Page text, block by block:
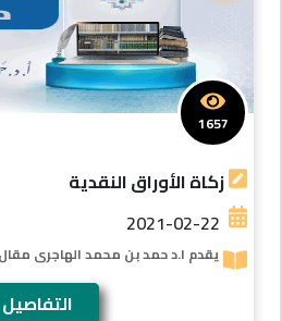
زكاة الأوراق النقدية
2021-02-22
يقدم ا.د حمد بن محمد الهاجرى مقال
التفاصيل
1657